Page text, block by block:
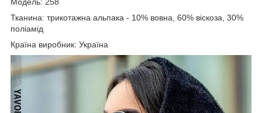
Тканина: трикотажна альпака - 10% вовна, 60% віскоза, 30%
поліамід
Країна виробник: Україна